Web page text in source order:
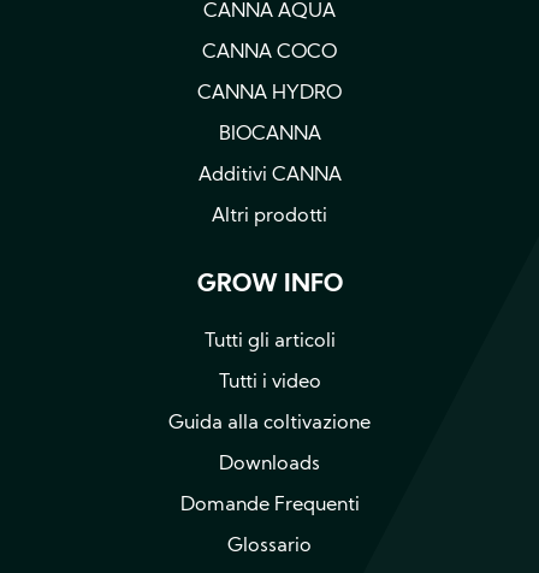
CANNA AQUA
CANNA COCO
CANNA HYDRO
BIOCANNA
Additivi CANNA
Altri prodotti
GROW INFO
Tutti gli articoli
Tutti i video
Guida alla coltivazione
Downloads
Domande Frequenti
Glossario